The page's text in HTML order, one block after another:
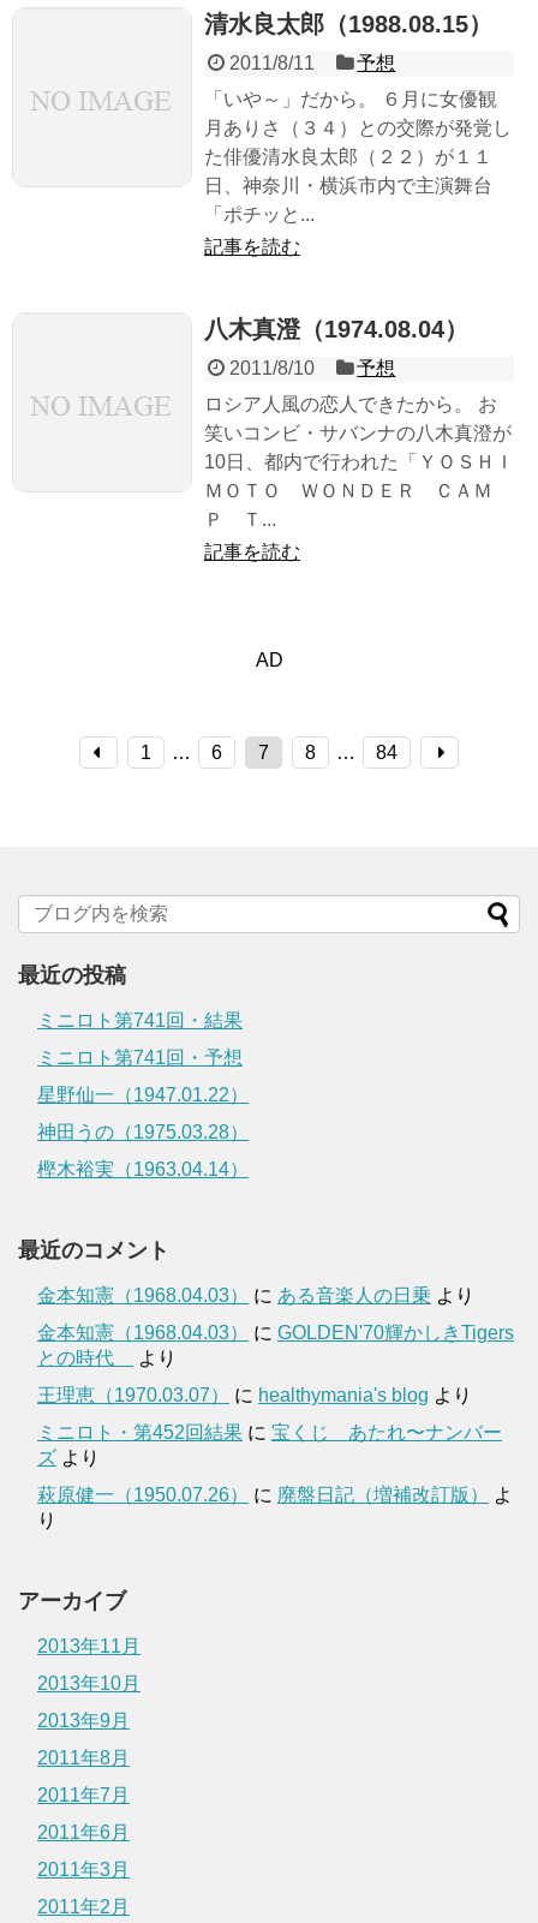
清水良太郎（1988.08.15）
2011/8/11
予想
「いや～」だから。 ６月に女優観
月ありさ（３４）との交際が発覚し
た俳優清水良太郎（２２）が１１
日、神奈川・横浜市内で主演舞台
「ポチッと...
記事を読む
八木真澄（1974.08.04）
2011/8/10
予想
ロシア人風の恋人できたから。 お
笑いコンビ・サバンナの八木真澄が
10日、都内で行われた「ＹＯＳＨＩ
ＭＯＴＯ ＷＯＮＤＥＲ ＣＡＭ
Ｐ Ｔ...
記事を読む
AD
1 … 6 7 8 … 84
最近の投稿
ミニロト第741回・結果
ミニロト第741回・予想
星野仙一（1947.01.22）
神田うの（1975.03.28）
樫木裕実（1963.04.14）
最近のコメント
金本知憲（1968.04.03） に ある音楽人の日乗 より
金本知憲（1968.04.03）
に GOLDEN'70輝かしきTigers
との時代
より
王理恵（1970.03.07）
に healthymania's blog より
ミニロト・第452回結果 に 宝くじ あたれ〜ナンバー
ズ より
萩原健一（1950.07.26）
に 廃盤日記（増補改訂版）
よ
り
アーカイブ
2013年11月
2013年10月
2013年9月
2011年8月
2011年7月
2011年6月
2011年3月
2011年2月